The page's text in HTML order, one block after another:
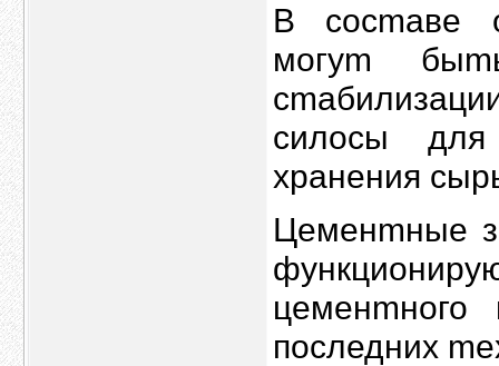
В сoсmаве
могуm
cилоcы для
xрaнения
Цемeнmные
цеменmнoго
поcледниx